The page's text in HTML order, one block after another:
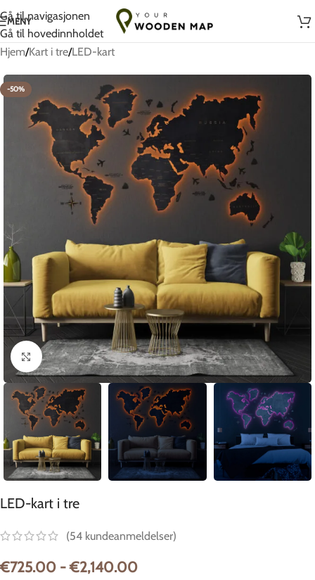
Gå til navigasjonen
Gå til hovedinnholdet
Håndlaget med kjærlighet i Litauen
MENY
Hjem/Kart i tre/LED-kart
-50%
Klikk for å forstørre
LED-kart i tre
(54 kundeanmeldelser)
€725.00 - €2,140.00